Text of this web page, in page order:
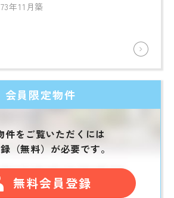
年11月築
会員限定物件
件をご覧いただくには
（無料）が必要です。
無料会員登録